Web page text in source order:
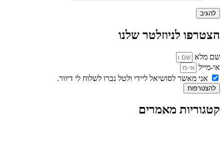
הצטרפו לניוזלטר שלנו
שם מלא
אי-מייל
אני מאשר לסושיאל ליידי ולטל נברו לשלוח לי דיוור.
להצטרפות
קטגוריות מאמרים